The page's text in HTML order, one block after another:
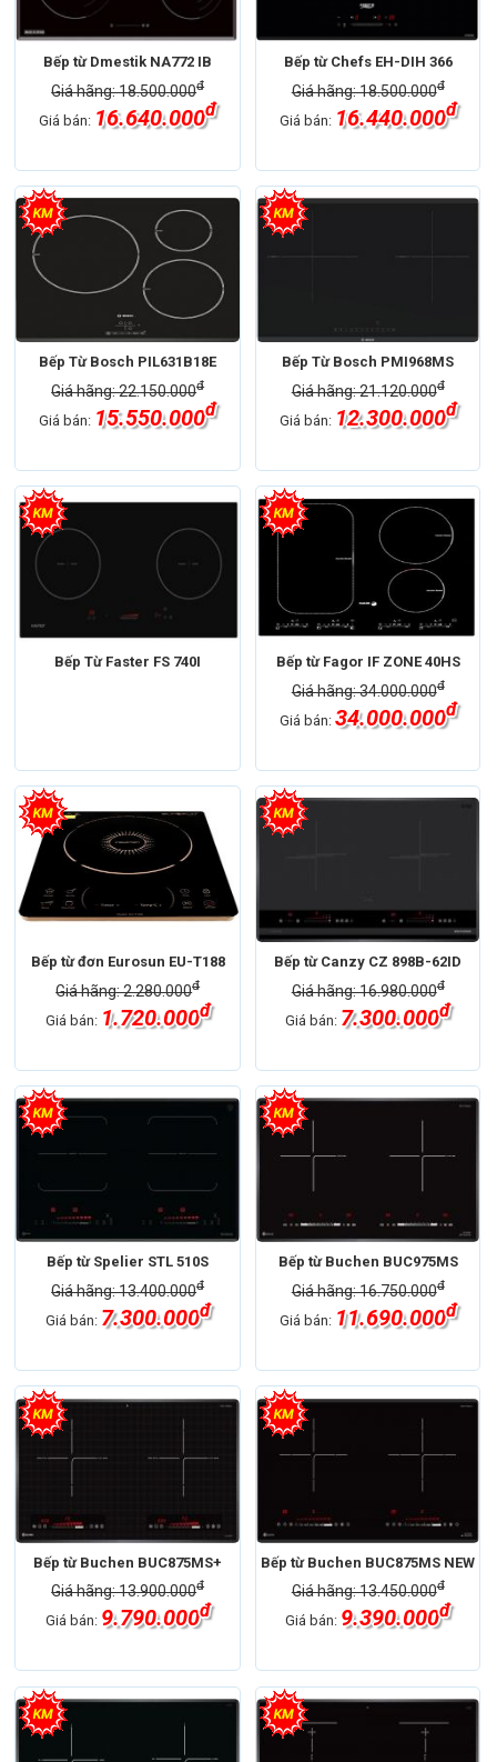
Bếp từ Dmestik NA772 IB
Giá hãng: 18.500.000đ
Giá bán: 16.640.000đ
Bếp từ Chefs EH-DIH 366
Giá hãng: 18.500.000đ
Giá bán: 16.440.000đ
Bếp Từ Bosch PIL631B18E
Giá hãng: 22.150.000đ
Giá bán: 15.550.000đ
Bếp Từ Bosch PMI968MS
Giá hãng: 21.120.000đ
Giá bán: 12.300.000đ
Bếp Từ Faster FS 740I Bếp từ Fagor IF ZONE 40HS
Giá hãng: 34.000.000đ
Giá bán: 34.000.000đ
Bếp từ đơn Eurosun EU-T188
Giá hãng: 2.280.000đ
Giá bán: 1.720.000đ
Bếp từ Canzy CZ 898B-62ID
Giá hãng: 16.980.000đ
Giá bán: 7.300.000đ
Bếp từ Spelier STL 510S
Giá hãng: 13.400.000đ
Giá bán: 7.300.000đ
Bếp từ Buchen BUC975MS
Giá hãng: 16.750.000đ
Giá bán: 11.690.000đ
Bếp từ Buchen BUC875MS+
Giá hãng: 13.900.000đ
Giá bán: 9.790.000đ
Bếp từ Buchen BUC875MS NEW
Giá hãng: 13.450.000đ
Giá bán: 9.390.000đ